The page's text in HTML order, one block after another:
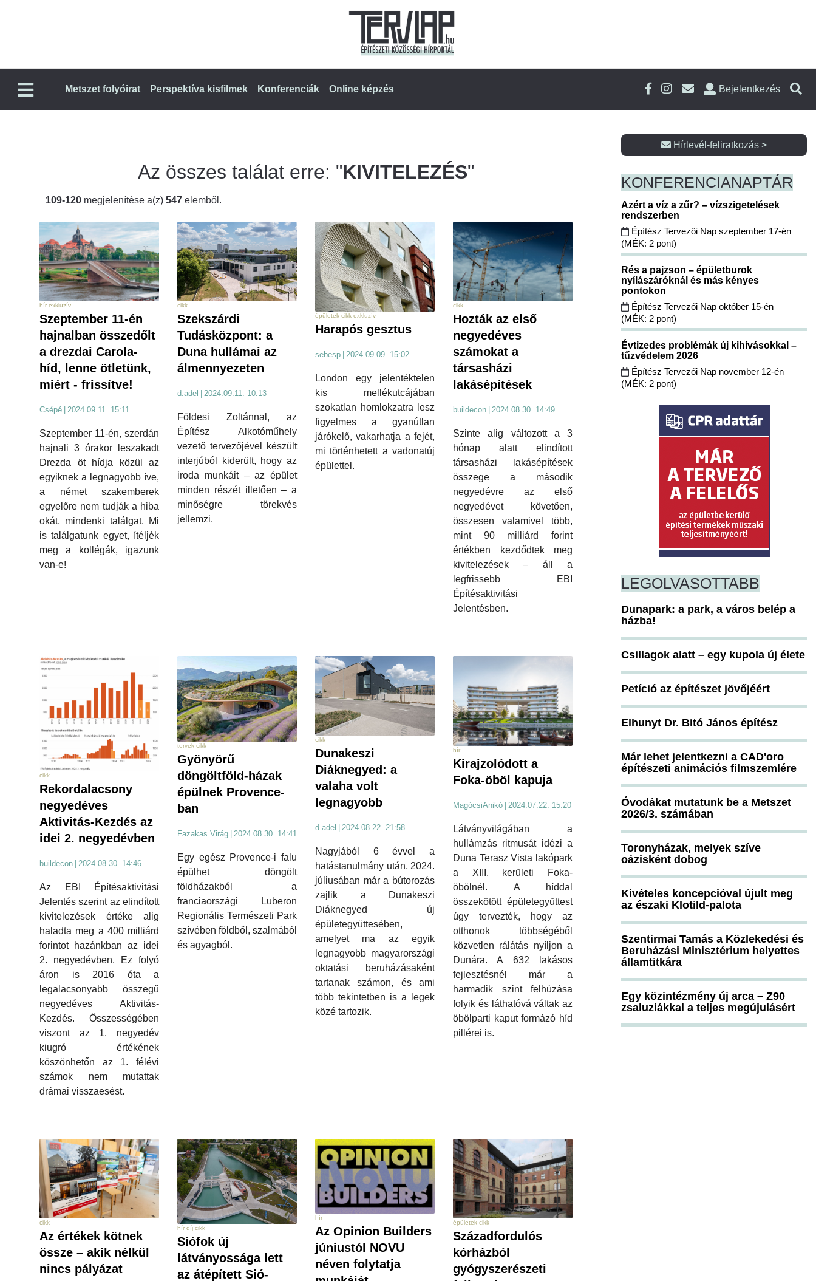
Metszet folyóirat Perspektíva kisfilmek Konferenciák Online képzés Bejelentkezés
Az összes találat erre: "KIVITELEZÉS"
109-120 megjelenítése a(z) 547 elemből.
hír exkluzív
Szeptember 11-én
hajnalban összedőlt
a drezdai Carola-
híd, lenne ötletünk,
miért - frissítve!
Csépé 2024.09.11. 15:11
Szeptember 11-én, szerdán
hajnali 3 órakor leszakadt
Drezda öt hídja közül az
egyiknek a legnagyobb íve,
a német szakemberek
egyelőre nem tudják a hiba
okát, mindenki találgat. Mi
is találgatunk egyet, ítéljék
meg a kollégák, igazunk
van-e!
cikk
Szekszárdi
Tudásközpont: a
Duna hullámai az
álmennyezeten
d.adel 2024.09.11. 10:13
Földesi Zoltánnal, az
Építész Alkotóműhely
vezető tervezőjével készült
interjúból kiderült, hogy az
iroda munkáit – az épület
minden részét illetően – a
minőségre törekvés
jellemzi.
épületek cikk exkluzív
Harapós gesztus
sebesp | 2024.09.09. 15:02
London egy jelentéktelen
kis mellékutcájában
szokatlan homlokzatra lesz
figyelmes a gyanútlan
járókelő, vakarhatja a fejét,
mi történhetett a vadonatúj
épülettel.
cikk
Hozták az első
negyedéves
számokat a
társasházi
lakásépítések
buildecon 2024.08.30. 14:49
Szinte alig változott a 3
hónap alatt elindított
társasházi lakásépítések
összege a második
negyedévre az első
negyedévet követően,
összesen valamivel több,
mint 90 milliárd forint
értékben kezdődtek meg
kivitelezések – áll a
legfrissebb EBI
Építésaktivitási
Jelentésben.
cikk
Rekordalacsony
negyedéves
Aktivitás-Kezdés az
idei 2. negyedévben
buildecon | 2024.08.30. 14:46
Az EBI Építésaktivitási
Jelentés szerint az elindított
kivitelezések értéke alig
haladta meg a 400 milliárd
forintot hazánkban az idei
2. negyedévben. Ez folyó
áron is 2016 óta a
legalacsonyabb összegű
negyedéves Aktivitás-
Kezdés. Összességében
viszont az 1. negyedév
kiugró értékének
köszönhetőn az 1. félévi
számok nem mutattak
drámai visszaesést.
tervek cikk
Gyönyörű
döngöltföld-házak
épülnek Provence-
ban
Fazakas Virág 2024.08.30. 14:41
Egy egész Provence-i falu
épülhet döngölt
földházakból a
franciaországi Luberon
Regionális Természeti Park
szívében földből, szalmából
és agyagból.
cikk
Dunakeszi
Diáknegyed: a
valaha volt
legnagyobb
d.adel 2024.08.22. 21:58
Nagyjából 6 évvel a
hatástanulmány után, 2024.
júliusában már a bútorozás
zajlik a Dunakeszi
Diáknegyed új
épületegyüttesében,
amelyet ma az egyik
legnagyobb magyarországi
oktatási beruházásaként
tartanak számon, és ami
több tekintetben is a legek
közé tartozik.
hír
Kirajzolódott a
Foka-öböl kapuja
MagócsiAnikó 2024.07.22. 15:20
Látványvilágában a
hullámzás ritmusát idézi a
Duna Terasz Vista lakópark
a XIII. kerületi Foka-
öbölnél. A híddal
összekötött épületegyüttest
úgy tervezték, hogy az
otthonok többségéből
közvetlen rálátás nyíljon a
Dunára. A 632 lakásos
fejlesztésnél már a
harmadik szint felhúzása
folyik és láthatóvá váltak az
öbölparti kaput formázó híd
pillérei is.
cikk
Az értékek kötnek
össze – akik nélkül
nincs pályázat
hír díj cikk
Siófok új
látványossága lett
az átépített Sió-
hír
Az Opinion Builders
júniustól NOVU
néven folytatja
épületek cikk
Századfordulós
kórházból
gyógyszerészeti
Hírlevél-feliratkozás >
KONFERENCIANAPTÁR
Azért a víz a zűr? – vízszigetelések
rendszerben
Építész Tervezői Nap szeptember 17-én
(MÉK: 2 pont)
Rés a pajzson – épületburok
nyílászáróknál és más kényes
pontokon
Építész Tervezői Nap október 15-én
(MÉK: 2 pont)
Évtizedes problémák új kihívásokkal –
tűzvédelem 2026
Építész Tervezői Nap november 12-én
(MÉK: 2 pont)
LEGOLVASOTTABB
Dunapark: a park, a város belép a
házba!
Csillagok alatt – egy kupola új élete
Petíció az építészet jövőjéért
Elhunyt Dr. Bitó János építész
Már lehet jelentkezni a CAD'oro
építészeti animációs filmszemlére
Óvodákat mutatunk be a Metszet
2026/3. számában
Toronyházak, melyek szíve
oázisként dobog
Kivételes koncepcióval újult meg
az északi Klotild-palota
Szentirmai Tamás a Közlekedési és
Beruházási Minisztérium helyettes
államtitkára
Egy közintézmény új arca – Z90
zsaluziákkal a teljes megújulásért